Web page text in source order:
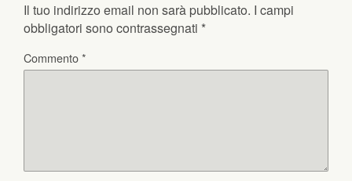
Il tuo indirizzo email non sarà pubblicato. I campi
obbligatori sono contrassegnati *
Commento*